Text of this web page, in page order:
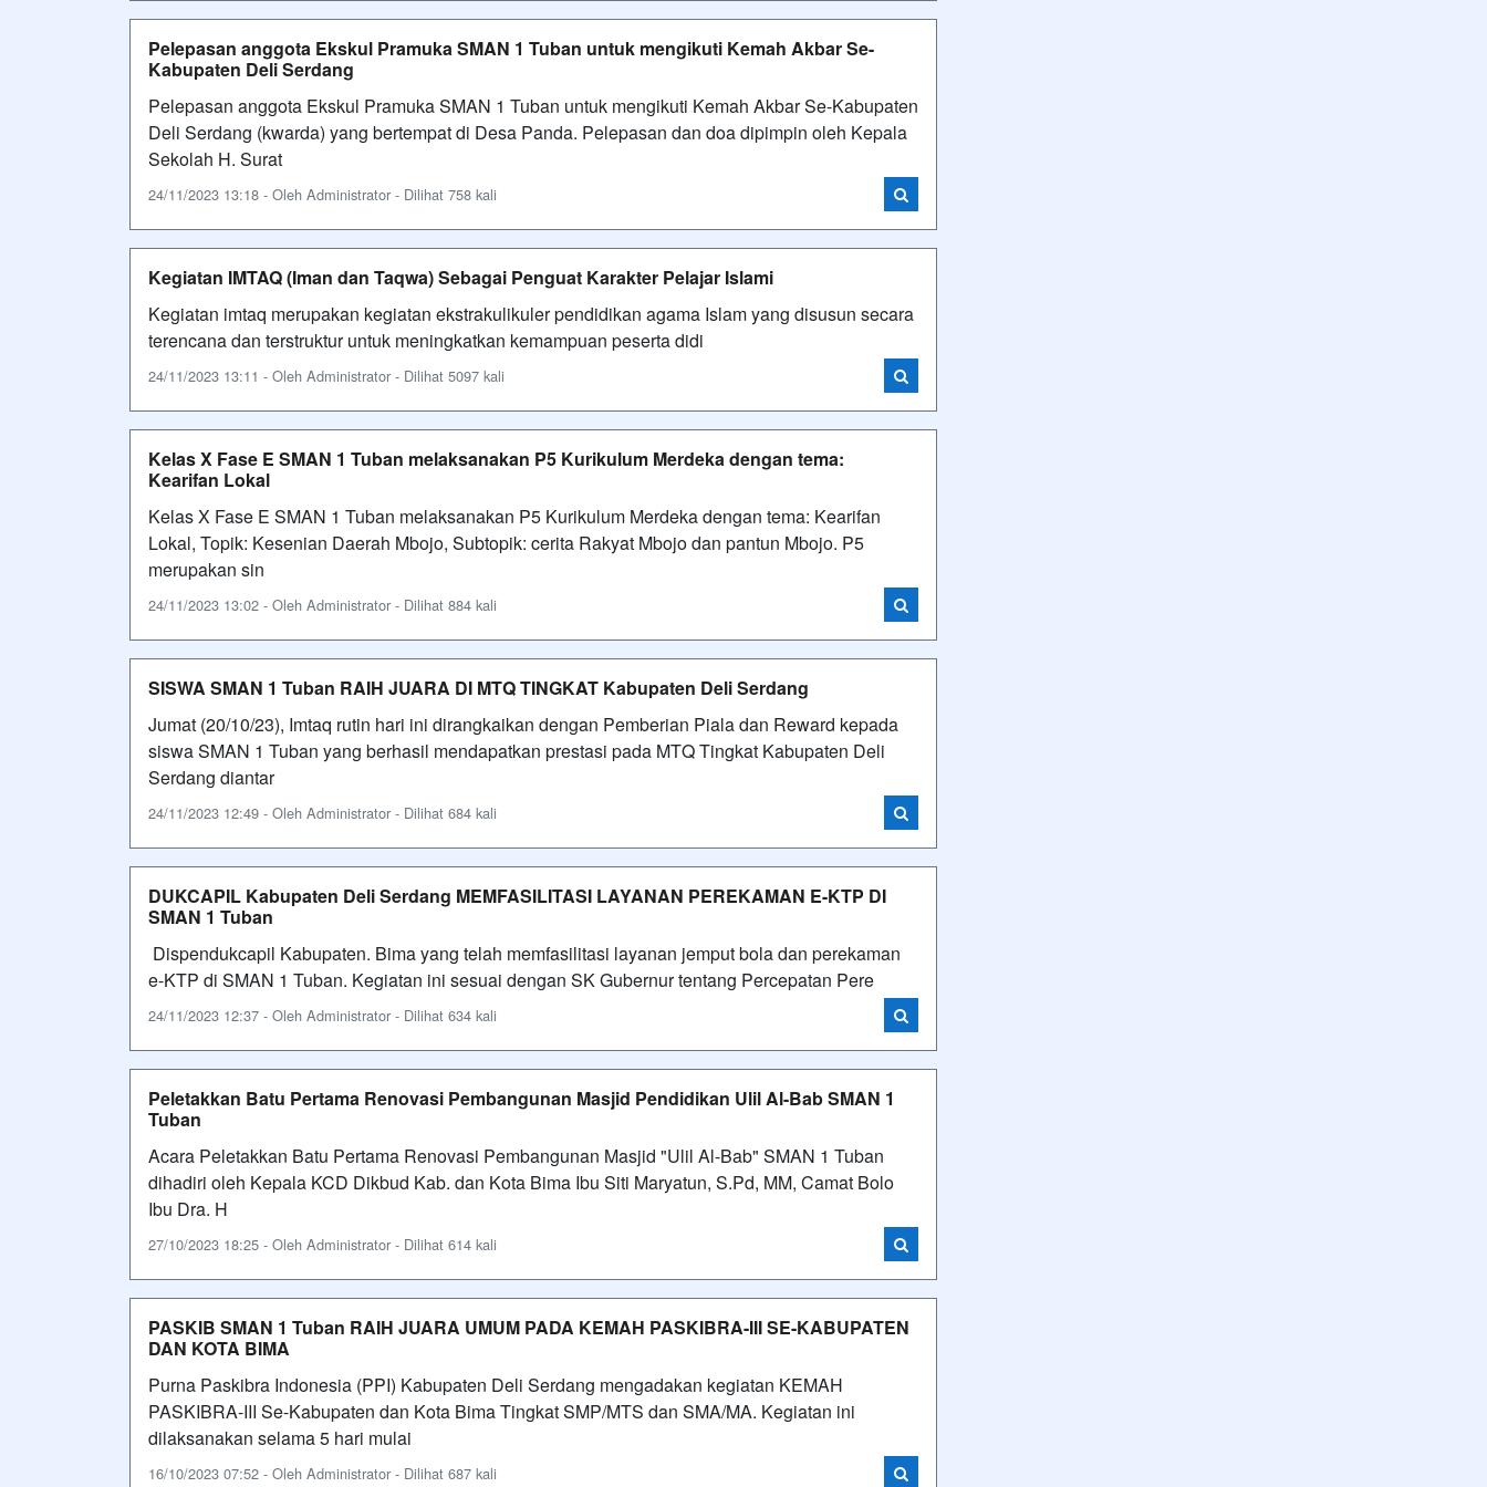
Pelepasan anggota Ekskul Pramuka SMAN 1 Tuban untuk mengikuti Kemah Akbar Se-
Kabupaten Deli Serdang
Pelepasan anggota Ekskul Pramuka SMAN 1 Tuban untuk mengikuti Kemah Akbar Se-Kabupaten
Deli Serdang (kwarda) yang bertempat di Desa Panda. Pelepasan dan doa dipimpin oleh Kepala
Sekolah H. Surat
24/11/2023 13:18 - Oleh Administrator - Dilihat 758 kali
Kegiatan IMTAQ (Iman dan Taqwa) Sebagai Penguat Karakter Pelajar Islami
Kegiatan imtaq merupakan kegiatan ekstrakulikuler pendidikan agama Islam yang disusun secara
terencana dan terstruktur untuk meningkatkan kemampuan peserta didi
24/11/2023 13:11 - Oleh Administrator - Dilihat 5097 kali
Kelas X Fase E SMAN 1 Tuban melaksanakan P5 Kurikulum Merdeka dengan tema:
Kearifan Lokal
Kelas X Fase E SMAN 1 Tuban melaksanakan P5 Kurikulum Merdeka dengan tema: Kearifan
Lokal, Topik: Kesenian Daerah Mbojo, Subtopik: cerita Rakyat Mbojo dan pantun Mbojo. P5
merupakan sin
24/11/2023 13:02 - Oleh Administrator - Dilihat 884 kali
SISWA SMAN 1 Tuban RAIH JUARA DI MTQ TINGKAT Kabupaten Deli Serdang
Jumat (20/10/23), Imtaq rutin hari ini dirangkaikan dengan Pemberian Piala dan Reward kepada
siswa SMAN 1 Tuban yang berhasil mendapatkan prestasi pada MTQ Tingkat Kabupaten Deli
Serdang diantar
24/11/2023 12:49 - Oleh Administrator - Dilihat 684 kali
DUKCAPIL Kabupaten Deli Serdang MEMFASILITASI LAYANAN PEREKAMAN E-KTP DI
SMAN 1 Tuban
Dispendukcapil Kabupaten. Bima yang telah memfasilitasi layanan jemput bola dan perekaman
e-KTP di SMAN 1 Tuban. Kegiatan ini sesuai dengan SK Gubernur tentang Percepatan Pere
24/11/2023 12:37 - Oleh Administrator - Dilihat 634 kali
Peletakkan Batu Pertama Renovasi Pembangunan Masjid Pendidikan Ulil Al-Bab SMAN 1
Tuban
Acara Peletakkan Batu Pertama Renovasi Pembangunan Masjid "Ulil Al-Bab" SMAN 1 Tuban
dihadiri oleh Kepala KCD Dikbud Kab. dan Kota Bima Ibu Siti Maryatun, S.Pd, MM, Camat Bolo
Ibu Dra. H
27/10/2023 18:25 - Oleh Administrator - Dilihat 614 kali
PASKIB SMAN 1 Tuban RAIH JUARA UMUM PADA KEMAH PASKIBRA-III SE-KABUPATEN
DAN KOTA BIMA
Purna Paskibra Indonesia (PPI) Kabupaten Deli Serdang mengadakan kegiatan KEMAH
PASKIBRA-III Se-Kabupaten dan Kota Bima Tingkat SMP/MTS dan SMA/MA. Kegiatan ini
dilaksanakan selama 5 hari mulai
16/10/2023 07:52 - Oleh Administrator - Dilihat 687 kali